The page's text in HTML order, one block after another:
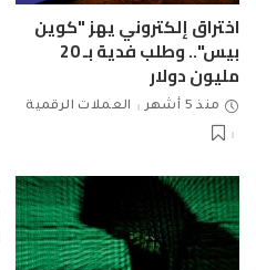
اختراق إلكتروني يهز "كوين
بيس".. وطلب فدية بـ 20
مليون دولار
منذ 5 أشهر العملات الرقمية